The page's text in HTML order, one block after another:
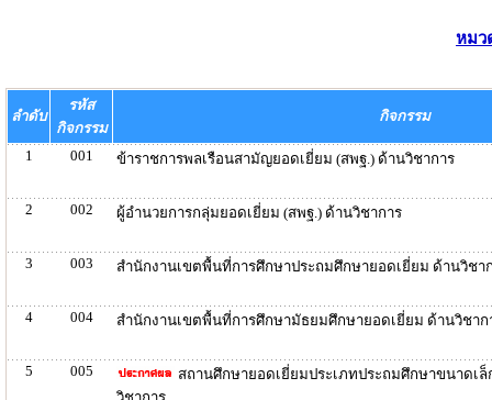
หมว
ลำดับ
รหัส
กิจกรรม
กิจกรรม
1 001 ข้าราชการพลเรือนสามัญยอดเยี่ยม (สพฐ.) ด้านวิชาการ
2 002 ผู้อำนวยการกลุ่มยอดเยี่ยม (สพฐ.) ด้านวิชาการ
3 003 สำนักงานเขตพื้นที่การศึกษาประถมศึกษายอดเยี่ยม ด้านวิชา
4 004 สำนักงานเขตพื้นที่การศึกษามัธยมศึกษายอดเยี่ยม ด้านวิชาก
5 005
สถานศึกษายอดเยี่ยมประเภทประถมศึกษาขนาดเล็